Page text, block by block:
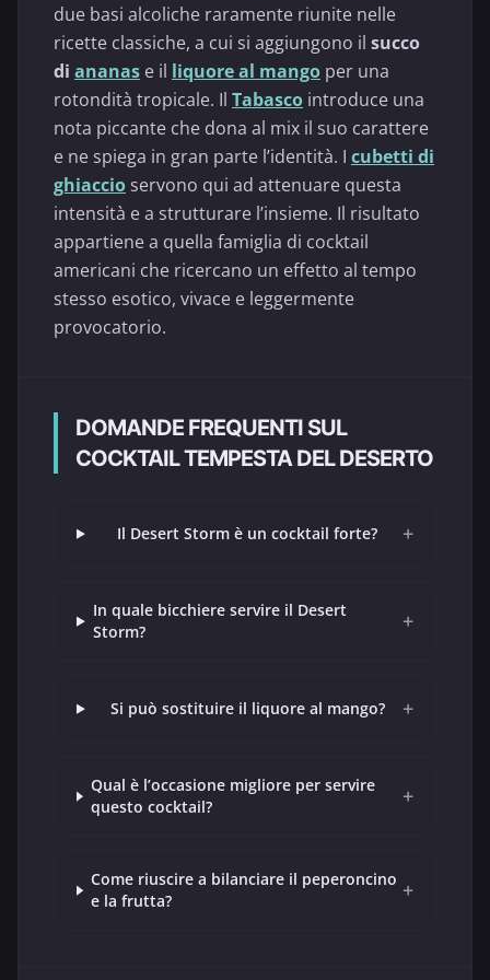
due basi alcoliche raramente riunite nelle
ricette classiche, a cui si aggiungono il succo
di ananas e il liquore al mango per una
rotondità tropicale. Il Tabasco introduce una
nota piccante che dona al mix il suo carattere
e ne spiega in gran parte l’identità. I cubetti di
ghiaccio servono qui ad attenuare questa
intensità e a strutturare l’insieme. Il risultato
appartiene a quella famiglia di cocktail
americani che ricercano un effetto al tempo
stesso esotico, vivace e leggermente
provocatorio.
DOMANDE FREQUENTI SUL
COCKTAIL TEMPESTA DEL DESERTO
Il Desert Storm è un cocktail forte? +
In quale bicchiere servire il Desert
Storm?
+
Si può sostituire il liquore al mango? +
Qual è l’occasione migliore per servire
questo cocktail?
+
Come riuscire a bilanciare il peperoncino
e la frutta?
+